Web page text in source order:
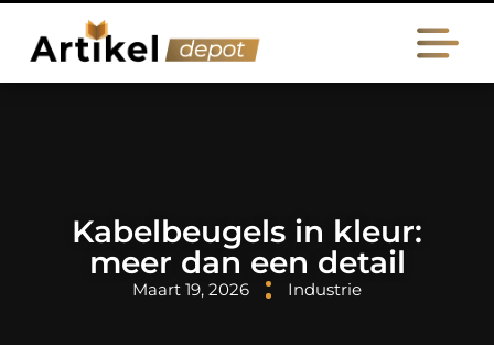
Kabelbeugels in kleur:
meer dan een detail
Maart 19, 2026 Industrie